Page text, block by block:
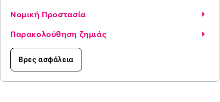
Νομική Προστασία
Παρακολούθηση ζημιάς
Βρες ασφάλεια